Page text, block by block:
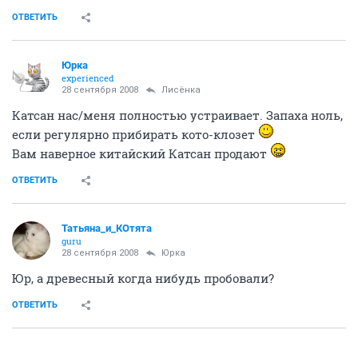
ОТВЕТИТЬ
Юрка
experienced
28 сентября 2008 Лисёнка
Катсан нас/меня полностью устраивает. Запаха ноль,
если регулярно прибирать кото-клозет
Вам наверное китайский Катсан продают
ОТВЕТИТЬ
Татьяна_и_КОтята
guru
28 сентября 2008 Юрка
Юр, а древесный когда нибудь пробовали?
ОТВЕТИТЬ